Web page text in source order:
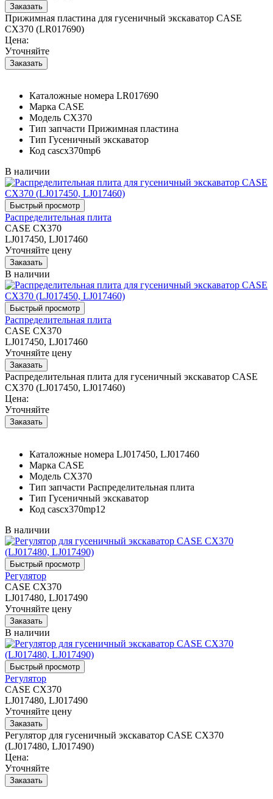
Прижимная пластина для гусеничный экскаватор CASE
CX370 (LR017690)
Цена:
Уточняйте
Каталожные номера LR017690
Марка CASE
Модель CX370
Тип запчасти Прижимная пластина
Тип Гусеничный экскаватор
Код cascx370mp6
В наличии
Распределительная плита
CASE CX370
LJ017450, LJ017460
Уточняйте цену
В наличии
Распределительная плита
CASE CX370
LJ017450, LJ017460
Уточняйте цену
Распределительная плита для гусеничный экскаватор CASE
CX370 (LJ017450, LJ017460)
Цена:
Уточняйте
Каталожные номера LJ017450, LJ017460
Марка CASE
Модель CX370
Тип запчасти Распределительная плита
Тип Гусеничный экскаватор
Код cascx370mp12
В наличии
Регулятор
CASE CX370
LJ017480, LJ017490
Уточняйте цену
В наличии
Регулятор
CASE CX370
LJ017480, LJ017490
Уточняйте цену
Регулятор для гусеничный экскаватор CASE CX370
(LJ017480, LJ017490)
Цена:
Уточняйте